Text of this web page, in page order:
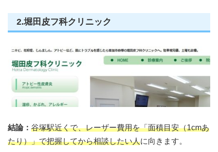
2.堀田皮フ科クリニック
結論： 谷塚駅近くで、レーザー費用を「面積目安（1cmあ
たり）」で把握してから相談したい人に向きます。